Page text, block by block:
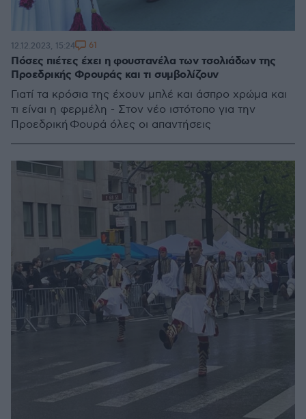
Πόσες πιέτες έχει η φουστανέλα των τσολιάδων της
Προεδρικής Φρουράς και τι συμβολίζουν
Γιατί τα κρόσια της έχουν μπλέ και άσπρο χρώμα και
τι είναι η φερμέλη - Στον νέο ιστότοπο για την
Προεδρική Φουρά όλες οι απαντήσεις
12.12.2023, 15:24 61